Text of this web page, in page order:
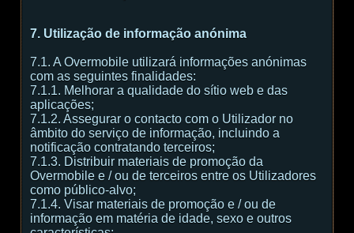
7. Utilização de informação anónima
7.1. A Overmobile utilizará informações anónimas
com as seguintes finalidades:
7.1.1. Melhorar a qualidade do sítio web e das
aplicações;
7.1.2. Assegurar o contacto com o Utilizador no
âmbito do serviço de informação, incluindo a
notificação contratando terceiros;
7.1.3. Distribuir materiais de promoção da
Overmobile e / ou de terceiros entre os Utilizadores
como público-alvo;
7.1.4. Visar materiais de promoção e / ou de
informação em matéria de idade, sexo e outros